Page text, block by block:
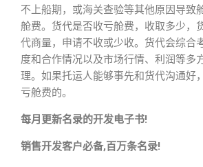
不上船期，或海关查验等其他原因导致
舱费。货代是否收亏舱费，收取多少，
代商量，申请不收或少收。货代会综合
度和合作情况以及市场行情、利润等多
理。如果托运人能够事先和货代沟通好
亏舱费的。
每月更新名录的开发电子书!
销售开发客户必备,百万条名录!